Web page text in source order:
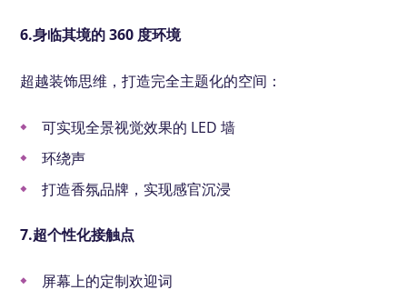
6.身临其境的 360 度环境
超越装饰思维，打造完全主题化的空间：
可实现全景视觉效果的 LED 墙
环绕声
打造香氛品牌，实现感官沉浸
7.超个性化接触点
屏幕上的定制欢迎词